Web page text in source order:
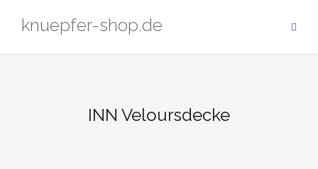
Inhaltknuepfer-shop.de
INN Veloursdecke